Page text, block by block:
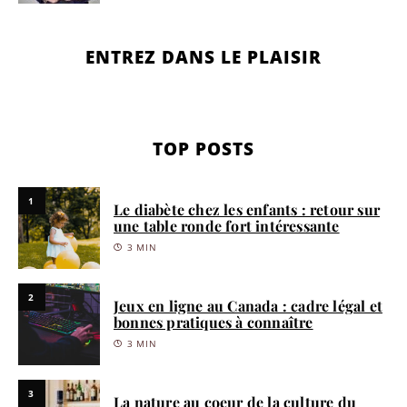
ENTREZ DANS LE PLAISIR
TOP POSTS
1
Le diabète chez les enfants : retour sur
une table ronde fort intéressante
3 MIN
2
Jeux en ligne au Canada : cadre légal et
bonnes pratiques à connaître
3 MIN
3 La nature au coeur de la culture du